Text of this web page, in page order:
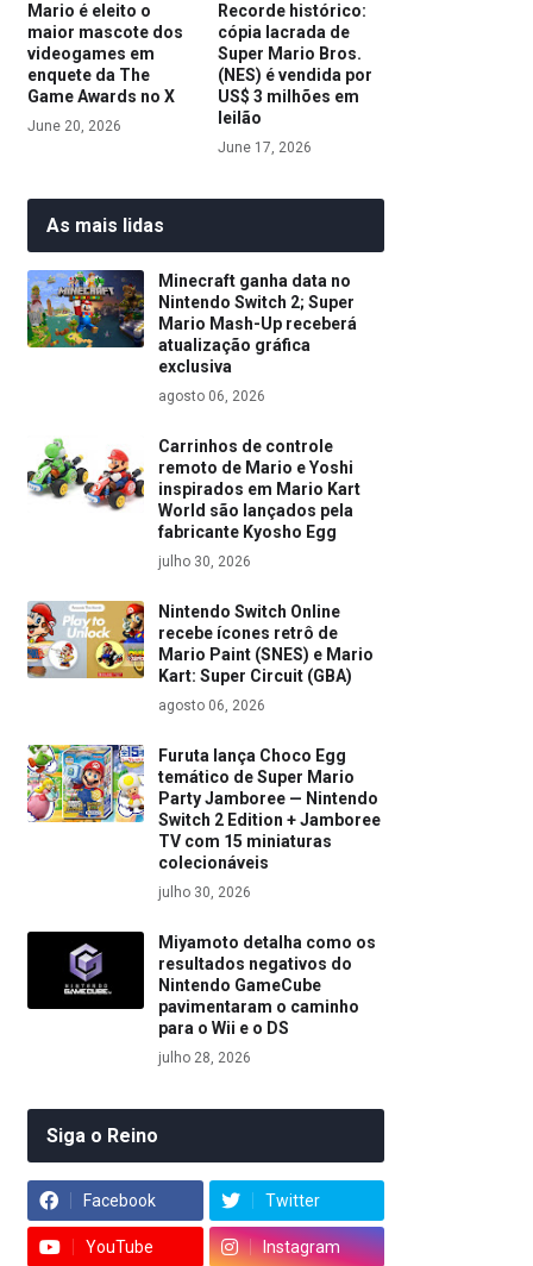
Mario é eleito o
maior mascote dos
videogames em
enquete da The
Game Awards no X
June 20, 2026
Recorde histórico:
cópia lacrada de
Super Mario Bros.
(NES) é vendida por
US$ 3 milhões em
leilão
June 17, 2026
As mais lidas
Minecraft ganha data no
Nintendo Switch 2; Super
Mario Mash-Up receberá
atualização gráfica
exclusiva
agosto 06, 2026
Carrinhos de controle
remoto de Mario e Yoshi
inspirados em Mario Kart
World são lançados pela
fabricante Kyosho Egg
julho 30, 2026
Nintendo Switch Online
recebe ícones retrô de
Mario Paint (SNES) e Mario
Kart: Super Circuit (GBA)
agosto 06, 2026
Furuta lança Choco Egg
temático de Super Mario
Party Jamboree — Nintendo
Switch 2 Edition + Jamboree
TV com 15 miniaturas
colecionáveis
julho 30, 2026
Miyamoto detalha como os
resultados negativos do
Nintendo GameCube
pavimentaram o caminho
para o Wii e o DS
julho 28, 2026
Siga o Reino
Facebook Twitter
YouTube Instagram